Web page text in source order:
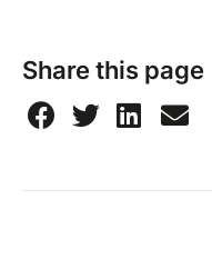
note and every
drums, far from being
playground where
bassist with a
Thelonious Monk to
Share this page